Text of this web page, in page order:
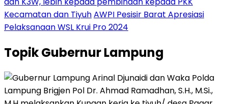
Kecamatan dan TiyuhAWPI Pesisir Barat Apresiasi
Pelaksanaan WSL Krui Pro 2024
TopikGubernur Lampung